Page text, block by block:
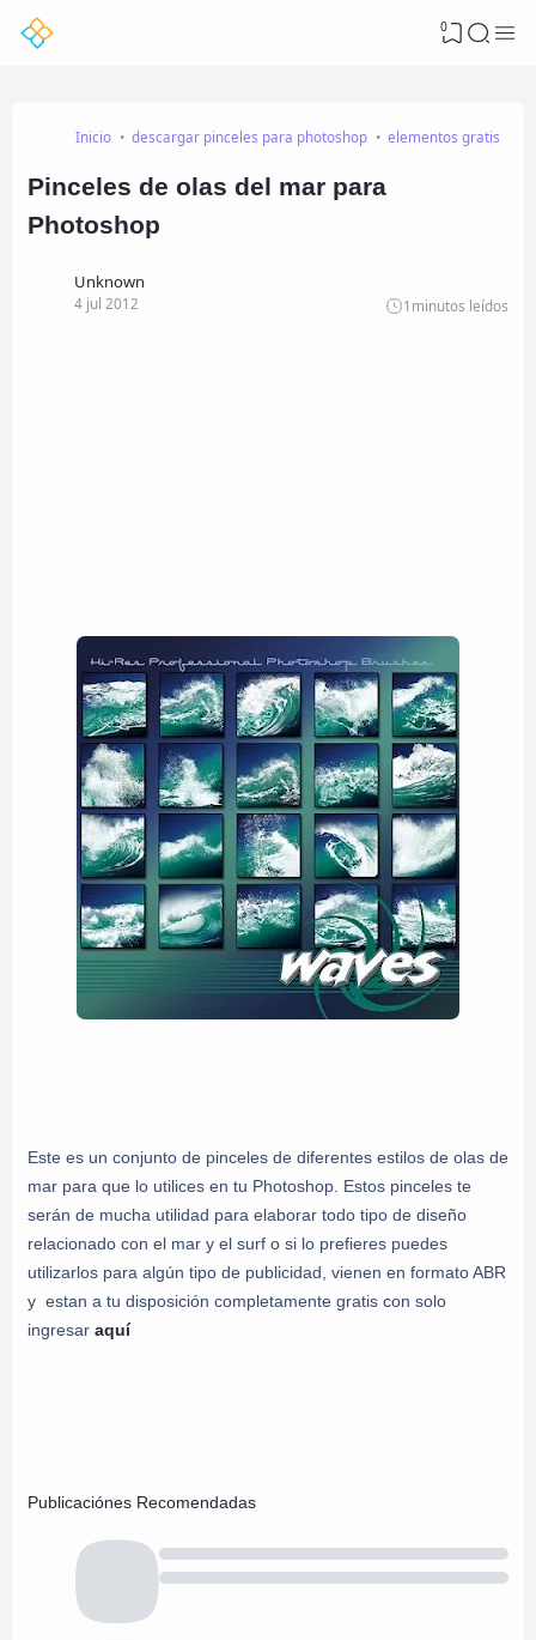
0
Inicio descargar pinceles para photoshop elementos gratis
Pinceles de olas del mar para
Photoshop
Unknown
4 jul 2012 1 minutos leídos
Este es un conjunto de pinceles de diferentes estilos de olas de
mar para que lo utilices en tu Photoshop. Estos pinceles te
serán de mucha utilidad para elaborar todo tipo de diseño
relacionado con el mar y el surf o si lo prefieres puedes
utilizarlos para algún tipo de publicidad, vienen en formato ABR
y estan a tu disposición completamente gratis con solo
ingresar aquí
Publicaciónes Recomendadas